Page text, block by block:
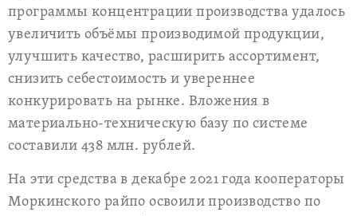
программы концентрации производства удалось
увеличить объёмы производимой продукции,
улучшить качество, расширить ассортимент,
снизить себестоимость и увереннее
конкурировать на рынке. Вложения в
материально-техническую базу по системе
составили 438 млн. рублей.
На эти средства в декабре 2021 года кооператоры
Моркинского райпо освоили производство по